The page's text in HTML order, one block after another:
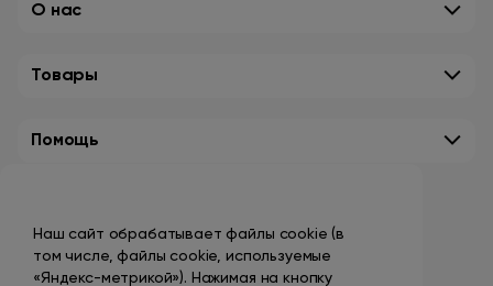
Наш сайт обрабатывает файлы cookie (в
том числе, файлы cookie, используемые
«Яндекс-метрикой»). Нажимая на кнопку
О нас
Товары
Помощь
+7 (495) 149-10-99
promo@smokenvape.su